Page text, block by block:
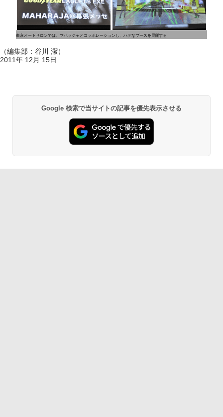
東京オートサロンでは、マハラジャとコラボレーションし、ハデなブースを展開する
（編集部：谷川 潔）
2011年 12月 15日
Google 検索で当サイトの記事を優先表示させる